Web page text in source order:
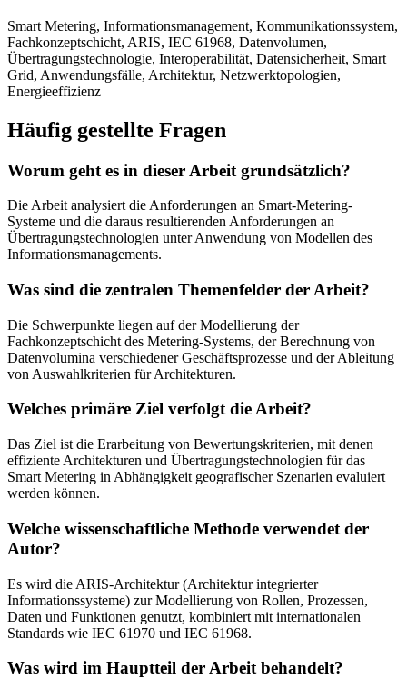
Smart Metering, Informationsmanagement, Kommunikationssystem,
Fachkonzeptschicht, ARIS, IEC 61968, Datenvolumen,
Übertragungstechnologie, Interoperabilität, Datensicherheit, Smart
Grid, Anwendungsfälle, Architektur, Netzwerktopologien,
Energieeffizienz
Häufig gestellte Fragen
Worum geht es in dieser Arbeit grundsätzlich?
Die Arbeit analysiert die Anforderungen an Smart-Metering-
Systeme und die daraus resultierenden Anforderungen an
Übertragungstechnologien unter Anwendung von Modellen des
Informationsmanagements.
Was sind die zentralen Themenfelder der Arbeit?
Die Schwerpunkte liegen auf der Modellierung der
Fachkonzeptschicht des Metering-Systems, der Berechnung von
Datenvolumina verschiedener Geschäftsprozesse und der Ableitung
von Auswahlkriterien für Architekturen.
Welches primäre Ziel verfolgt die Arbeit?
Das Ziel ist die Erarbeitung von Bewertungskriterien, mit denen
effiziente Architekturen und Übertragungstechnologien für das
Smart Metering in Abhängigkeit geografischer Szenarien evaluiert
werden können.
Welche wissenschaftliche Methode verwendet der
Autor?
Es wird die ARIS-Architektur (Architektur integrierter
Informationssysteme) zur Modellierung von Rollen, Prozessen,
Daten und Funktionen genutzt, kombiniert mit internationalen
Standards wie IEC 61970 und IEC 61968.
Was wird im Hauptteil der Arbeit behandelt?